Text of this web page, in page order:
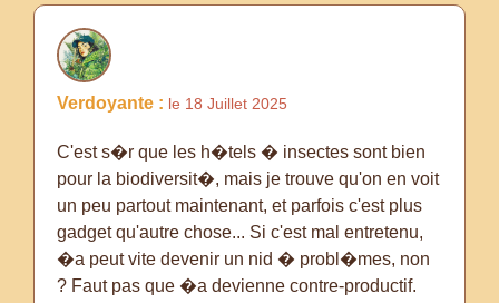
Verdoyante : le 18 Juillet 2025
C'est s�r que les h�tels � insectes sont bien
pour la biodiversit�, mais je trouve qu'on en voit
un peu partout maintenant, et parfois c'est plus
gadget qu'autre chose... Si c'est mal entretenu,
�a peut vite devenir un nid � probl�mes, non
? Faut pas que �a devienne contre-productif.